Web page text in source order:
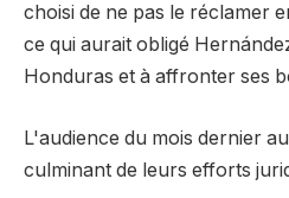
choisi de ne pas le réclamer
ce qui aurait obligé
Honduras et à affronter ses
L'audience du mois dernier
culminant de leurs efforts